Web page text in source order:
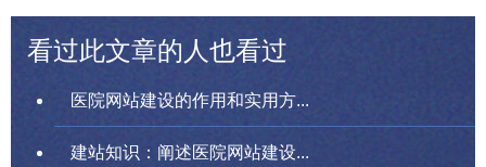
看过此文章的人也看过
医院网站建设的作用和实用方...
建站知识：阐述医院网站建设...